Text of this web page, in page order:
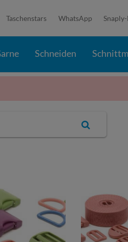
Taschenstars WhatsApp
Schneiden